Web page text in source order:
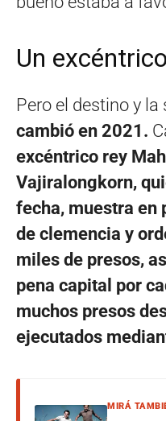
Un
Pero el destino y la
cambió en 2021.
excéntrico rey
Vajiralongkorn,
fecha, muestra en
de clemencia y
miles de presos,
pena capital por
muchos presos
ejecutados
MIRÁ